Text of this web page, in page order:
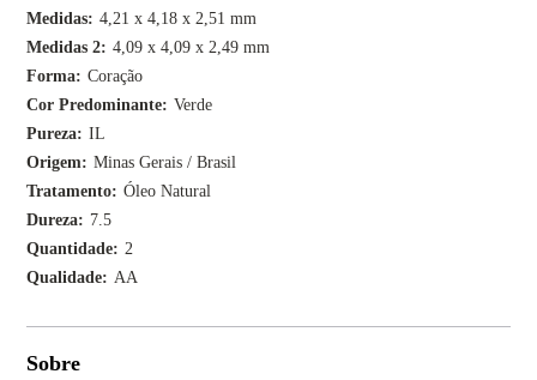
Medidas
4,21 x 4,18 x 2,51 mm
Medidas 2
4,09 x 4,09 x 2,49 mm
Forma
Coração
Cor Predominante
Verde
Pureza
IL
Origem
Minas Gerais / Brasil
Tratamento
Óleo Natural
Dureza
7.5
Quantidade
2
Qualidade
AA
Sobre